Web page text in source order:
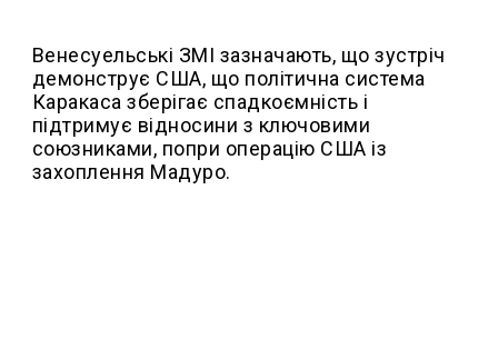
Венесуельські ЗМІ зазначають, що зустріч
демонструє США, що політична система
Каракаса зберігає спадкоємність і
підтримує відносини з ключовими
союзниками, попри операцію США із
захоплення Мадуро.